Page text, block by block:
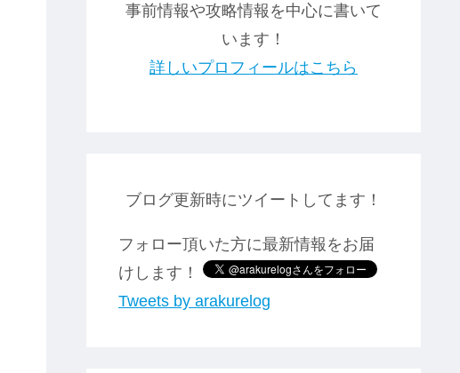
事前情報や攻略情報を中心に書いて
います！
詳しいプロフィールはこちら
ブログ更新時にツイートしてます！
フォロー頂いた方に最新情報をお届
けします！
Tweets by arakurelog